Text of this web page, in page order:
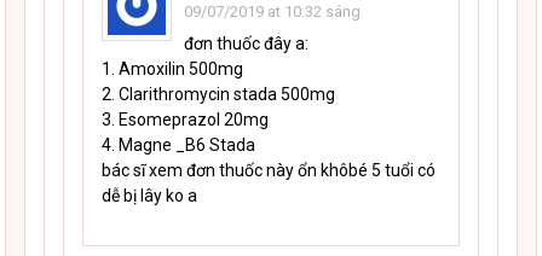
09/07/2019 at 10:32 sáng
đơn thuốc đây a:
1. Amoxilin 500mg
2. Clarithromycin stada 500mg
3. Esomeprazol 20mg
4. Magne _B6 Stada
bác sĩ xem đơn thuốc này ổn khôbé 5 tuổi có
dễ bị lây ko a